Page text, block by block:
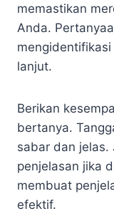
memastikan
Anda.
lanjut.
Berikan
bertanya.
sabar dan jelas.
penjelasan jika
membuat
efektif.